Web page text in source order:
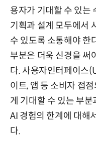
용자가 기대할 수 있는
기획과 설계 모두에서
수 있도록 소통해야 한
부분은 더욱 신경을 써
다. 사용자인터페이스
이트, 앱 등 소비자 접
게 기대할 수 있는 부
AI 경험의 한계에 대해
다.